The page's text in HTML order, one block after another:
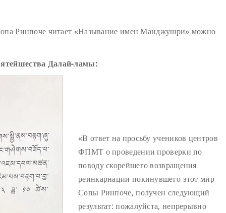
Ринпоче читает «Называние имен Манджушри» можно
Далай-ламы:
«В ответ на просьбу учеников центров
ФПМТ о проведении проверки по
поводу скорейшего возвращения
реинкарнации покинувшего этот мир
Сопы Ринпоче, получен следующий
результат: пожалуйста, непрерывно